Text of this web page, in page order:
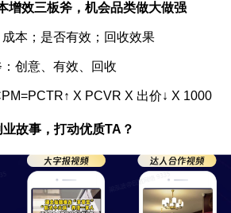
增效三板斧，机会品类做大做强
本；是否有效；回收效果
创意、有效、回收
X PCVR X 出价↓ X 1000
故事，打动优质TA？